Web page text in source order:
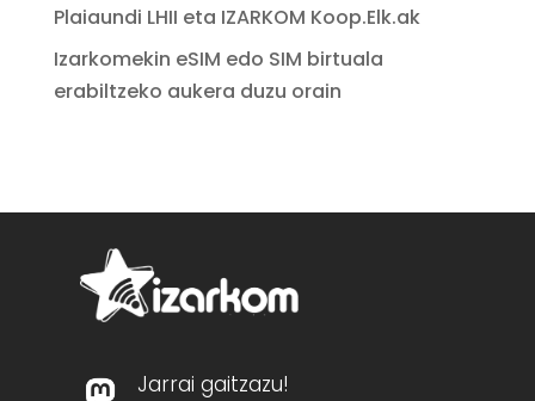
Plaiaundi LHII eta IZARKOM Koop.Elk.ak
Izarkomekin eSIM edo SIM birtuala
erabiltzeko aukera duzu orain
Jarrai gaitzazu!